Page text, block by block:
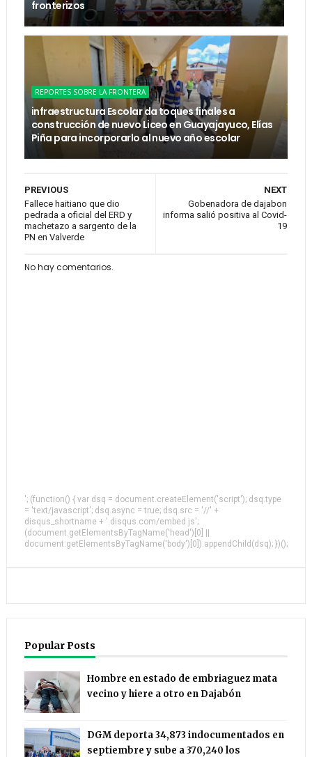
fronterizos
REPORTES SOBRE LA FRONTERA
infraestructura Escolar da toques finales a
construcción de nuevo Liceo en Guayajayuco, Elías
Piña para incorporarlo al nuevo año escolar
NEXT
Gobenadora de dajabon
informa salió positiva al Covid-
19
PREVIOUS
Fallece haitiano que dio
pedrada a oficial del ERD y
machetazo a sargento de la
PN en Valverde
No hay comentarios.
'; (function() { var dsq = document.createElement('script'); dsq.type
= 'text/javascript'; dsq.async = true; dsq.src = '//' +
disqus_shortname + '.disqus.com/embed.js';
(document.getElementsByTagName('head')[0] ||
document.getElementsByTagName('body')[0]).appendChild(dsq); })();
Popular Posts
Hombre en estado de embriaguez mata
vecino y hiere a otro en Dajabón
DGM deporta 34,873 indocumentados en
septiembre y sube a 370,240 los